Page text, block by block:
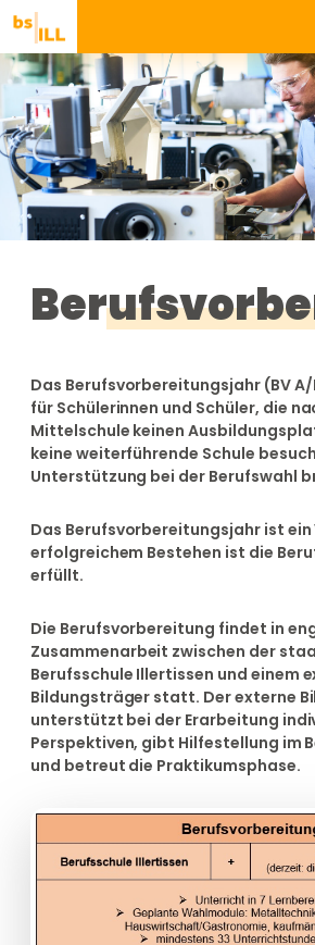
Das Berufsvorbereitungsjahr (BV
für Schülerinnen und Schüler, die
Mittelschule keinen
keine weiterführende Schule
Unterstützung bei der Berufswahl
Das Berufsvorbereitungsjahr ist
erfolgreichem Bestehen ist die
erfüllt.
Die Berufsvorbereitung findet in
Zusammenarbeit zwischen der
Berufsschule Illertissen und einem
Bildungsträger statt. Der externe
unterstützt bei der Erarbeitung
Perspektiven, gibt Hilfestellung im
und betreut die Praktikumsphase.